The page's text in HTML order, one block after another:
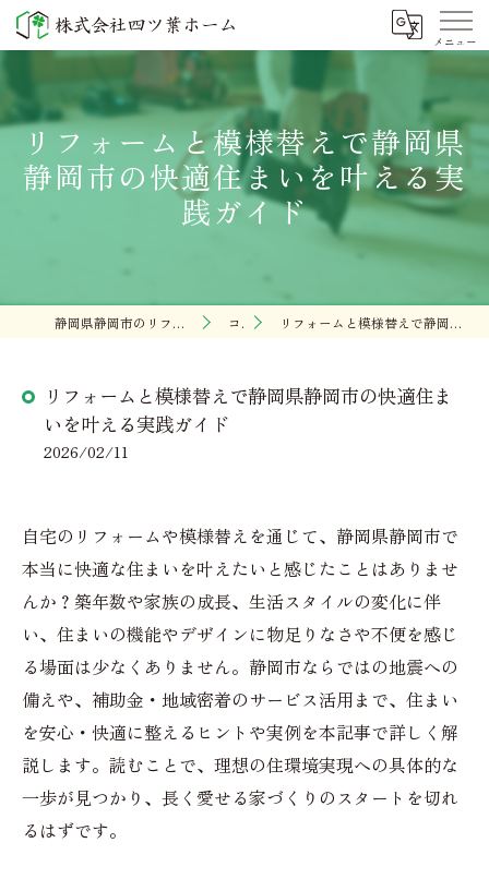
リフォームと模様替えで静岡県
静岡市の快適住まいを叶える実
践ガイド
静岡県静岡市のリフォームなら株式会社四ツ葉ホーム コラム リフォームと模様替えで静岡県静岡市の快適住まいを叶える実践ガイド
リフォームと模様替えで静岡県静岡市の快適住ま
いを叶える実践ガイド
2026/02/11
自宅のリフォームや模様替えを通じて、静岡県静岡市で
本当に快適な住まいを叶えたいと感じたことはありませ
んか？築年数や家族の成長、生活スタイルの変化に伴
い、住まいの機能やデザインに物足りなさや不便を感じ
る場面は少なくありません。静岡市ならではの地震への
備えや、補助金・地域密着のサービス活用まで、住まい
を安心・快適に整えるヒントや実例を本記事で詳しく解
説します。読むことで、理想の住環境実現への具体的な
一歩が見つかり、長く愛せる家づくりのスタートを切れ
るはずです。